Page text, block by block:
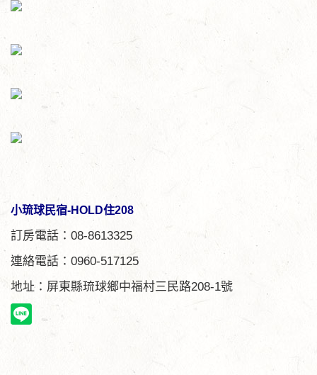
小琉球民宿-HOLD住208
訂房電話：08-8613325
連絡電話：0960-517125
地址：屏東縣琉球鄉中福村三民路208-1號